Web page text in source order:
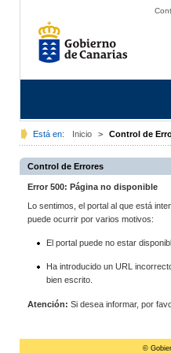
Está en: Inicio > Control de
Control de Errores
Error 500: Página no disponible
Lo sentimos, el portal al que está
puede ocurrir por varios motivos:
El portal puede no estar
Ha introducido un URL
bien escrito.
Atención: Si desea informar, por
©